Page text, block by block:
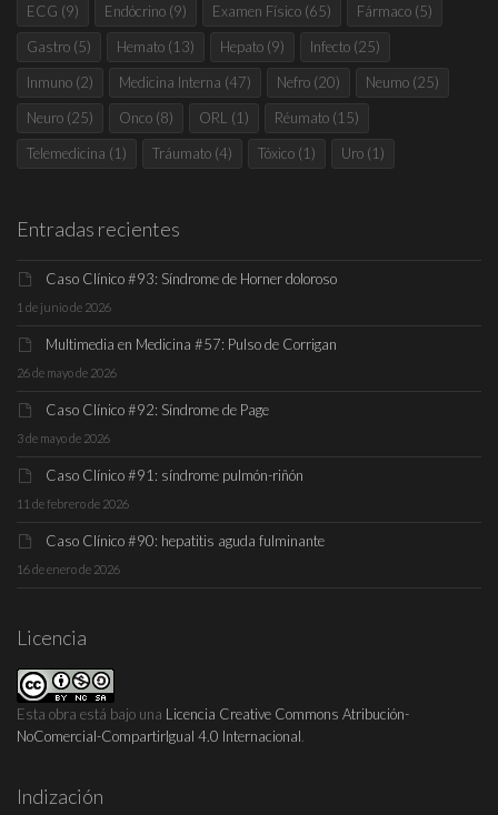
ECG (9) Endócrino (9) Examen Físico (65) Fármaco (5)
Gastro (5) Hemato (13) Hepato (9) Infecto (25)
Inmuno (2) Medicina Interna (47) Nefro (20) Neumo (25)
Neuro (25) Onco (8) ORL (1) Réumato (15)
Telemedicina (1) Tráumato (4) Tóxico (1) Uro (1)
Entradas recientes
Caso Clínico #93: Síndrome de Horner doloroso
1 de junio de 2026
Multimedia en Medicina #57: Pulso de Corrigan
26 de mayo de 2026
Caso Clínico #92: Síndrome de Page
3 de mayo de 2026
Caso Clínico #91: síndrome pulmón-riñón
11 de febrero de 2026
Caso Clínico #90: hepatitis aguda fulminante
16 de enero de 2026
Licencia
Esta obra está bajo una Licencia Creative Commons Atribución-
NoComercial-CompartirIgual 4.0 Internacional
Indización